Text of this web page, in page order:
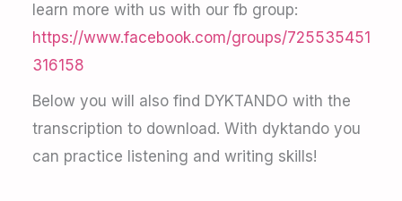
learn more with us with our fb group:
https://www.facebook.com/groups/725535451
316158
Below you will also find DYKTANDO with the
transcription to download. With dyktando you
can practice listening and writing skills!